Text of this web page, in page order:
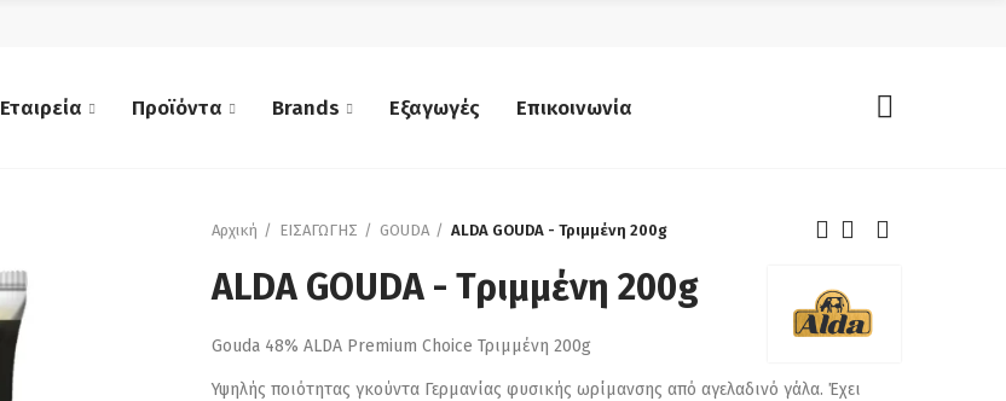
Εταιρεία Προϊόντα Brands Εξαγωγές Επικοινωνία
Αρχική ΕΙΣΑΓΩΓΗΣ GOUDA ALDA GOUDA - Τριμμένη 200g
ALDA GOUDA - Τριμμένη 200g
Gouda 48% ALDA Premium Choice Τριμμένη 200g
Υψηλής ποιότητας γκούντα Γερμανίας φυσικής ωρίμανσης από αγελαδινό γάλα. Έχει